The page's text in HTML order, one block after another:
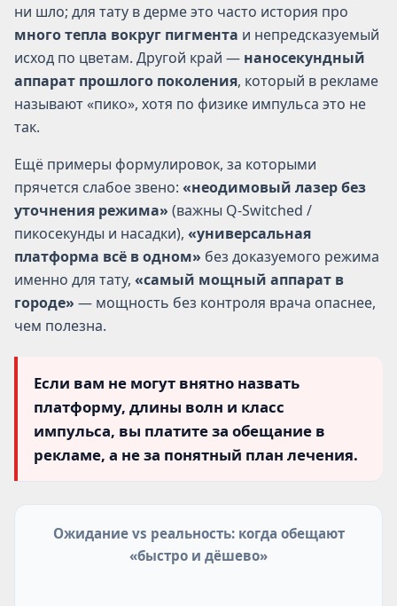
ни шло; для тату в дерме это часто история про
много тепла вокруг пигмента и непредсказуемый
исход по цветам. Другой край — наносекундный
аппарат прошлого поколения, который в рекламе
называют «пико», хотя по физике импульса это не
так.
Ещё примеры формулировок, за которыми
прячется слабое звено: «неодимовый лазер без
уточнения режима» (важны Q-Switched /
пикосекунды и насадки), «универсальная
платформа всё в одном» без доказуемого режима
именно для тату, «самый мощный аппарат в
городе» — мощность без контроля врача опаснее,
чем полезна.
Если вам не могут внятно назвать
платформу, длины волн и класс
импульса, вы платите за обещание в
рекламе, а не за понятный план лечения.
Ожидание vs реальность: когда обещают
«быстро и дёшево»